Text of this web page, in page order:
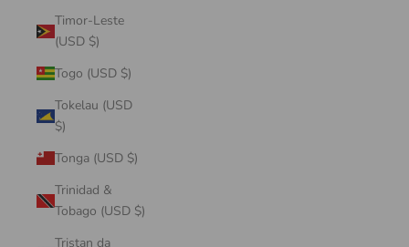
Timor-Leste
(USD $)
Togo (USD $)
Tokelau (USD
$)
Tonga (USD $)
Trinidad &
Tobago (USD $)
Tristan da